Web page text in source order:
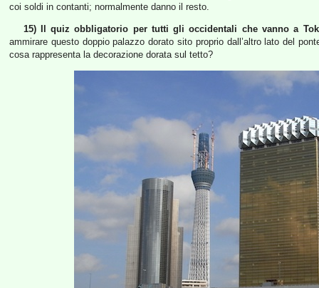
coi soldi in contanti; normalmente danno il resto.
15) Il quiz obbligatorio per tutti gli occidentali che vanno a
ammirare questo doppio palazzo dorato sito proprio dall’altro lato del
cosa rappresenta la decorazione dorata sul tetto?